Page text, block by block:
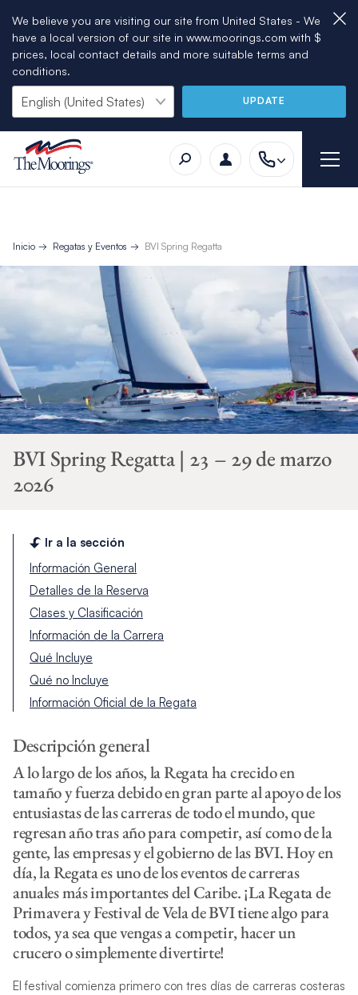
We believe you are visiting our site from United States - We
have a local version of our site in www.moorings.com with $
prices, local contact details and more suitable terms and
conditions.
UPDATE
Inicio Regatas y Eventos BVI Spring Regatta
BVI Spring Regatta | 23 – 29 de marzo
2026
Ir a la sección
Información General
Detalles de la Reserva
Clases y Clasificación
Información de la Carrera
Qué Incluye
Qué no Incluye
Información Oficial de la Regata
Descripción general
A lo largo de los años, la Regata ha crecido en
tamaño y fuerza debido en gran parte al apoyo de los
entusiastas de las carreras de todo el mundo, que
regresan año tras año para competir, así como de la
gente, las empresas y el gobierno de las BVI. Hoy en
día, la Regata es uno de los eventos de carreras
anuales más importantes del Caribe. ¡La Regata de
Primavera y Festival de Vela de BVI tiene algo para
todos, ya sea que vengas a competir, hacer un
crucero o simplemente divertirte!
El festival comienza primero con tres días de carreras costeras